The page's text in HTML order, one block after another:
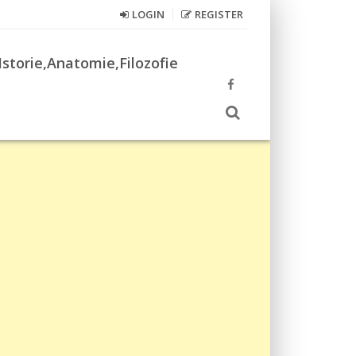
LOGIN REGISTER